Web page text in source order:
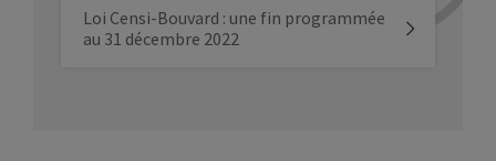
Loi Censi-Bouvard : une fin programmée
au 31 décembre 2022